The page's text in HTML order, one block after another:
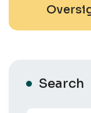
Search